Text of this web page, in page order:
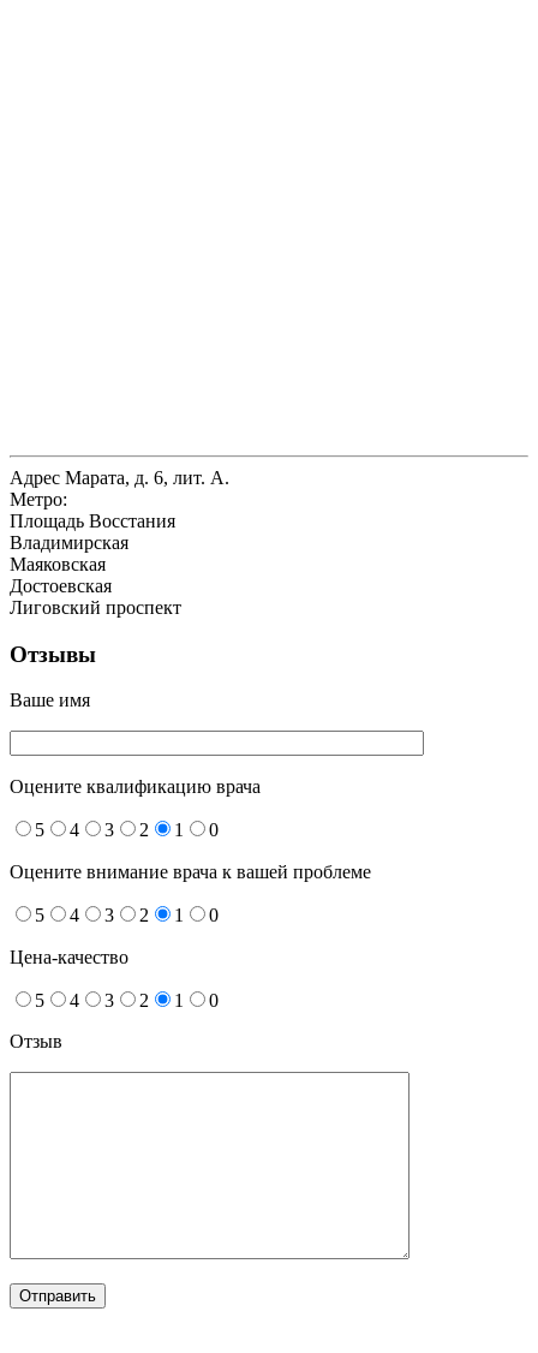
Адрес Марата, д. 6, лит. А.
Метро:
Площадь Восстания
Владимирская
Маяковская
Достоевская
Лиговский проспект
Отзывы
Ваше имя
Оцените квалификацию врача
5 4 3 2 1 0
Оцените внимание врача к вашей проблеме
5 4 3 2 1 0
Цена-качество
5 4 3 2 1
0
Отзыв